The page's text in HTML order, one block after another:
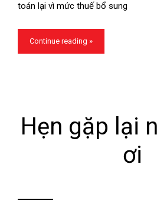
toán lại vì mức thuế bổ sung
Continue reading »
Hẹn gặp lại
ơi